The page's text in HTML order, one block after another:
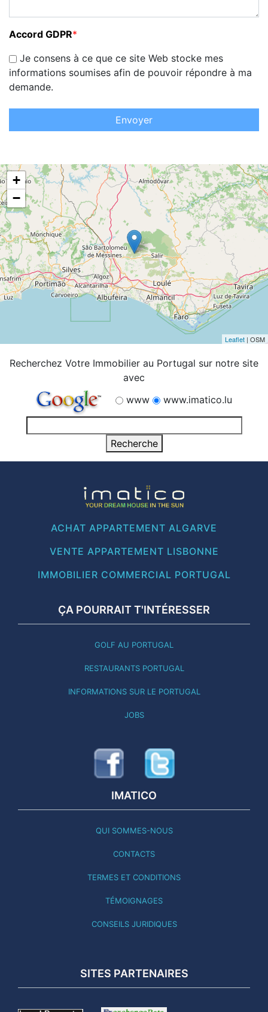
Accord GDPR*
Je consens à ce que ce site Web stocke mes
informations soumises afin de pouvoir répondre à ma
demande.
Envoyer
+
−
Leaflet | OSM
Recherchez Votre Immobilier au Portugal sur notre site
avec
www
www.imatico.lu
ACHAT APPARTEMENT ALGARVE
VENTE APPARTEMENT LISBONNE
IMMOBILIER COMMERCIAL PORTUGAL
ÇA POURRAIT T'INTÉRESSER
GOLF AU PORTUGAL
RESTAURANTS PORTUGAL
INFORMATIONS SUR LE PORTUGAL
JOBS
IMATICO
QUI SOMMES-NOUS
CONTACTS
TERMES ET CONDITIONS
TÉMOIGNAGES
CONSEILS JURIDIQUES
SITES PARTENAIRES